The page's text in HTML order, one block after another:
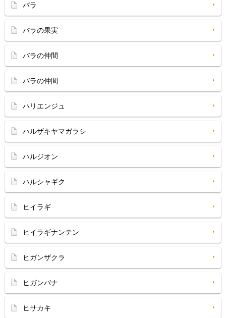
バラ
バラの果実
バラの仲間
バラの仲間
ハリエンジュ
ハルザキヤマガラシ
ハルジオン
ハルシャギク
ヒイラギ
ヒイラギナンテン
ヒガンザクラ
ヒガンバナ
ヒサカキ